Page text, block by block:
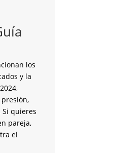
los
y la
quieres
pareja,
el